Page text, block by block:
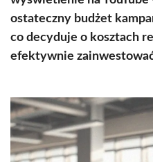
ostateczny budżet
co decyduje o kosztach
efektywnie